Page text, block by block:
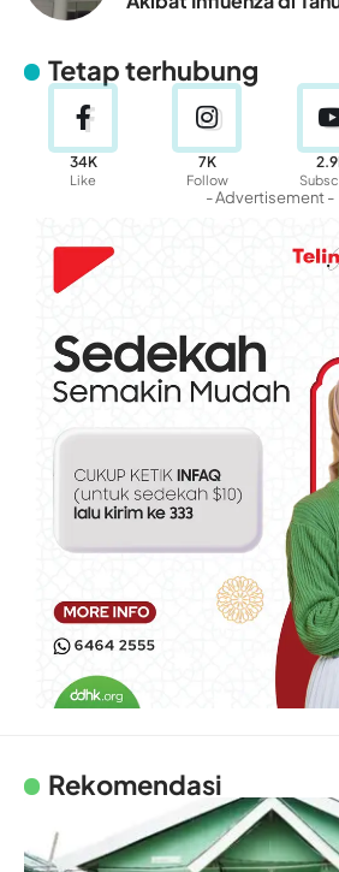
Tetap terhubung
34K
Like
7K
Follow
- Advertisement -
Rekomendasi